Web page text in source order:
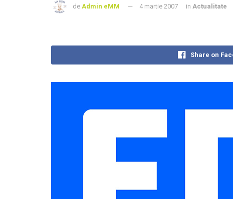
de Admin eMM 4 martie 2007 in Actualitate
Share on